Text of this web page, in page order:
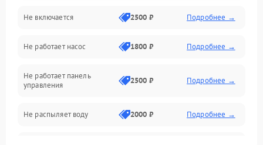
Нагрев
Вода
Гигиена
Программное обеспечение
Не включается 2500 ₽ Подробнее →
Не работает насос 1800 ₽ Подробнее →
Не работает панель
управления
2500 ₽ Подробнее →
Не распыляет воду 2000 ₽ Подробнее →